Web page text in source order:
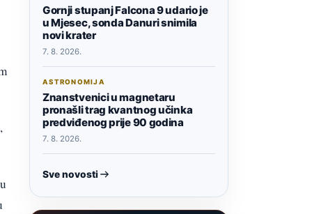
Gornji stupanj Falcona 9 udario je
u Mjesec, sonda Danuri snimila
novi krater
7. 8. 2026.
ASTRONOMIJA
Znanstvenici u magnetaru
pronašli trag kvantnog učinka
predviđenog prije 90 godina
7. 8. 2026.
Sve novosti